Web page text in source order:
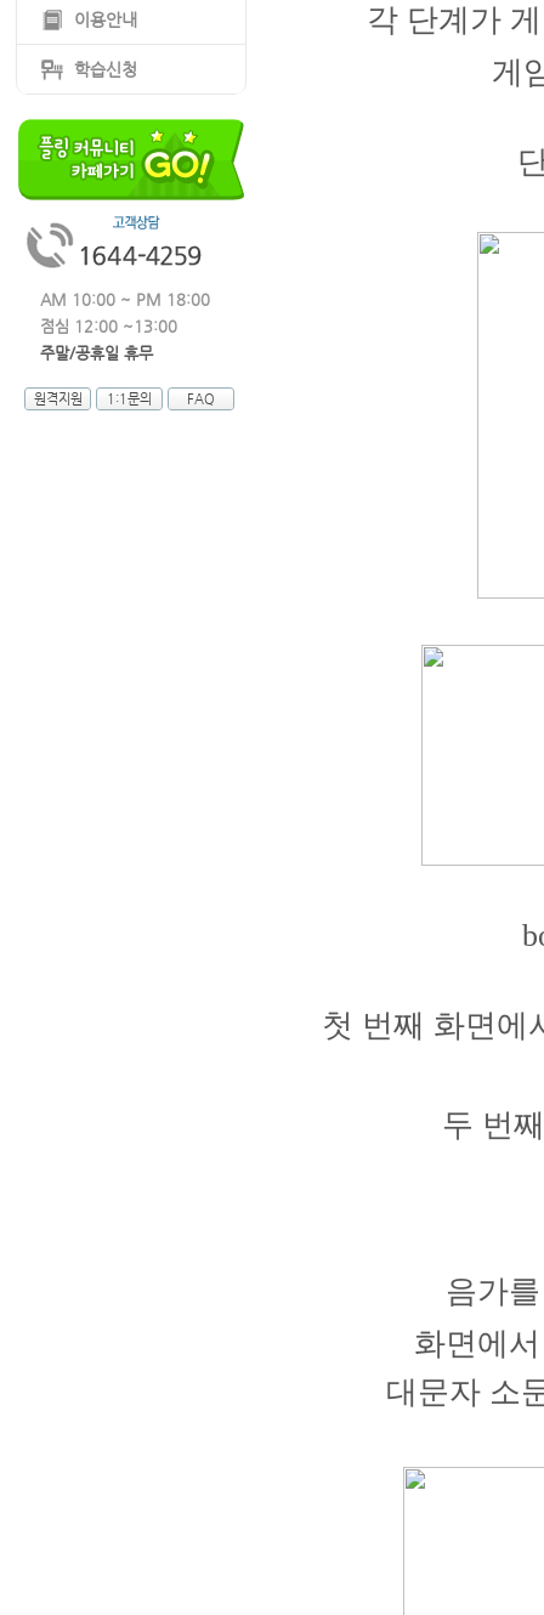
이용안내
학습신청
AM 10:00 ~ PM 18:00
점심 12:00 ~13:00
주말/공휴일 휴무
원격지원 1:1문의 FAQ
각 단계가
게
첫 번째 화면에
두 번
음가
화면에
대문자 소